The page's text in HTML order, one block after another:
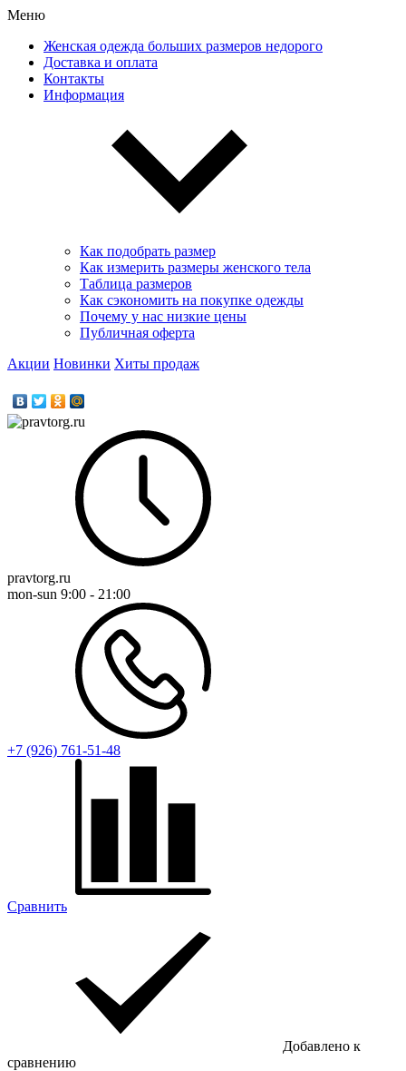
Меню
Женская одежда больших размеров недорого
Доставка и оплата
Контакты
Информация
Как подобрать размер
Как измерить размеры женского тела
Таблица размеров
Как сэкономить на покупке одежды
Почему у нас низкие цены
Публичная оферта
Акции Новинки Хиты продаж
pravtorg.ru
mon-sun 9:00 - 21:00
+7 (926) 761-51-48
Сравнить
Добавлено к
сравнению